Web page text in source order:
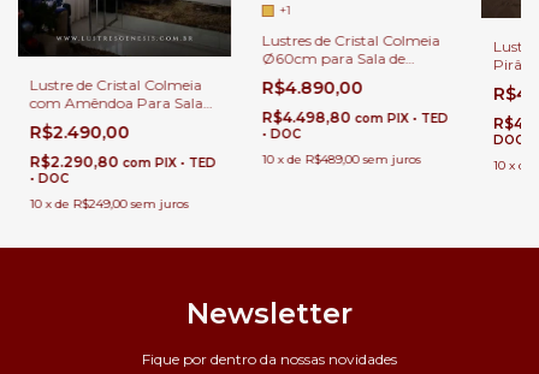
Lustre de Cristal Colmeia
com Amêndoa Para Sala
de Estar e Jantar
R$2.490,00
R$2.290,80 com PIX • TED
• DOC
10 xde R$249,00 sem juros
+1
Lustres de Cristal Colmeia
Ø60cm para Sala de
Jantar.
R$4.890,00
R$4.498,80 com PIX • TED
• DOC
10 xde R$489,00 sem juros
Estar
DOC
10 x de
Newsletter
Fique por dentro da nossas novidades